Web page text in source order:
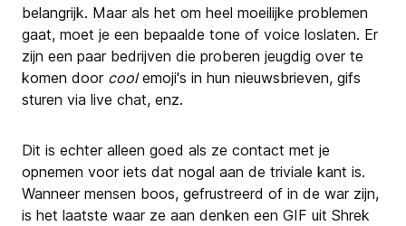
belangrijk. Maar als het om heel moeilijke problemen
gaat, moet je een bepaalde tone of voice loslaten. Er
zijn een paar bedrijven die proberen jeugdig over te
komen door coolemoji's in hun nieuwsbrieven, gifs
sturen via live chat, enz.
Dit is echter alleen goed als ze contact met je
opnemen voor iets dat nogal aan de triviale kant is.
Wanneer mensen boos, gefrustreerd of in de war zijn,
is het laatste waar ze aan denken een GIF uit Shrek